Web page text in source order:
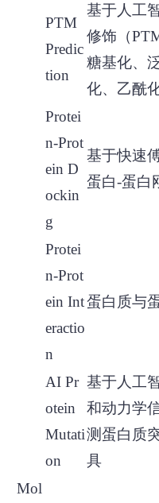
PTM
Predic
tion
基于人工
修饰（
糖基化、
化、乙酰
Protei
n-Prot
ein D
ockin
g
基于快速
蛋白-蛋白
Protei
n-Prot
ein Int
eractio
n
蛋白质与
AI Pr
otein
Mutati
on
基于人工
和动力学
测蛋白质
具
Mol